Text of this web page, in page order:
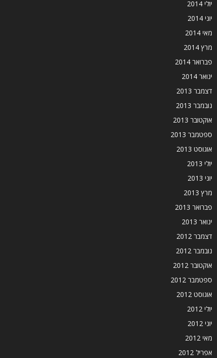
יולי 2014
יוני 2014
מאי 2014
מרץ 2014
פברואר 2014
ינואר 2014
דצמבר 2013
נובמבר 2013
אוקטובר 2013
ספטמבר 2013
אוגוסט 2013
יולי 2013
יוני 2013
מרץ 2013
פברואר 2013
ינואר 2013
דצמבר 2012
נובמבר 2012
אוקטובר 2012
ספטמבר 2012
אוגוסט 2012
יולי 2012
יוני 2012
מאי 2012
אפריל 2012